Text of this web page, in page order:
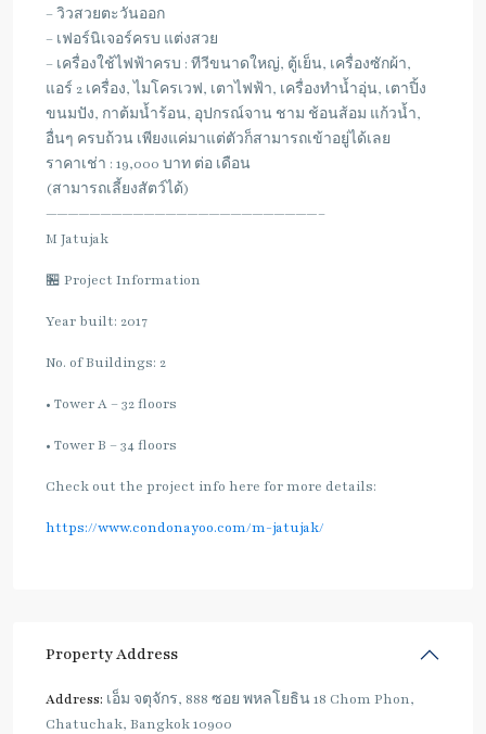
– วิวสวยตะวันออก
– เฟอร์นิเจอร์ครบ แต่งสวย
– เครื่องใช้ไฟฟ้าครบ : ทีวีขนาดใหญ่, ตู้เย็น, เครื่องซักผ้า,
แอร์ 2 เครื่อง, ไมโครเวฟ, เตาไฟฟ้า, เครื่องทำน้ำอุ่น, เตาปิ้ง
ขนมปัง, กาต้มน้ำร้อน, อุปกรณ์จาน ชาม ช้อนส้อม แก้วน้ำ,
อื่นๆ ครบถ้วน เพียงแค่มาแต่ตัวก็สามารถเข้าอยู่ได้เลย
ราคาเช่า : 19,000 บาท ต่อ เดือน
(สามารถเลี้ยงสัตว์ได้)
—————————————————————————–
M Jatujak
🏪 Project Information
Year built: 2017
No. of Buildings: 2
• Tower A – 32 floors
• Tower B – 34 floors
Check out the project info here for more details:
https://www.condonayoo.com/m-jatujak/
Property Address
Address: เอ็ม จตุจักร, 888 ซอย พหลโยธิน 18 Chom Phon,
Chatuchak, Bangkok 10900